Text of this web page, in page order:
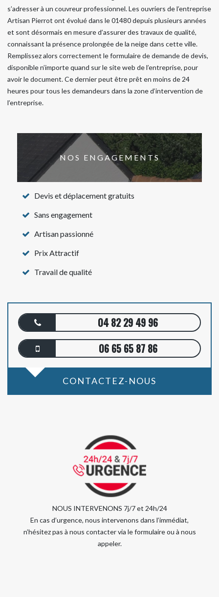
s’adresser à un couvreur professionnel. Les ouvriers de l’entreprise
Artisan Pierrot ont évolué dans le 01480 depuis plusieurs années
et sont désormais en mesure d’assurer des travaux de qualité,
connaissant la présence prolongée de la neige dans cette ville.
Remplissez alors correctement le formulaire de demande de devis,
disponible n’importe quand sur le site web de l’entreprise, pour
avoir le document. Ce dernier peut être prêt en moins de 24
heures pour tous les demandeurs dans la zone d’intervention de
l’entreprise.
NOS ENGAGEMENTS
Devis et déplacement gratuits
Sans engagement
Artisan passionné
Prix Attractif
Travail de qualité
04 82 29 49 96
06 65 65 87 86
CONTACTEZ-NOUS
NOUS INTERVENONS 7j/7 et 24h/24
En cas d’urgence, nous intervenons dans l’immédiat,
n’hésitez pas à nous contacter via le formulaire ou à nous
appeler.